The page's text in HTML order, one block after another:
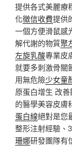
提供各式美麗療
化徵信收費提供
一個方便滑鼠感
解代謝的物質聚
左旋乳酸專業皮
就要多刺激骨關
用無危險少女童
原蛋白增生 改善
的醫學美容皮膚
蛋白線絕對是您
整形注射經驗、
珊娜研發團隊有